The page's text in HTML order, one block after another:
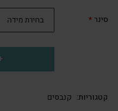
סינר*
קטגוריות: קנבסים